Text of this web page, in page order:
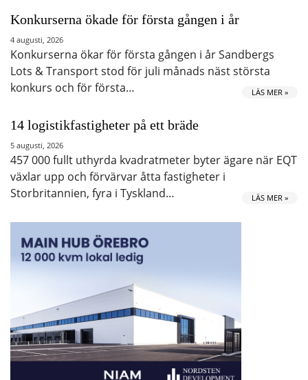
Konkurserna ökade för första gången i år
4 augusti, 2026
Konkurserna ökar för första gången i år Sandbergs
Lots & Transport stod för juli månads näst största
konkurs och för första…
LÄS MER »
14 logistikfastigheter på ett bräde
5 augusti, 2026
457 000 fullt uthyrda kvadratmeter byter ägare när EQT
växlar upp och förvärvar åtta fastigheter i
Storbritannien, fyra i Tyskland…
LÄS MER »